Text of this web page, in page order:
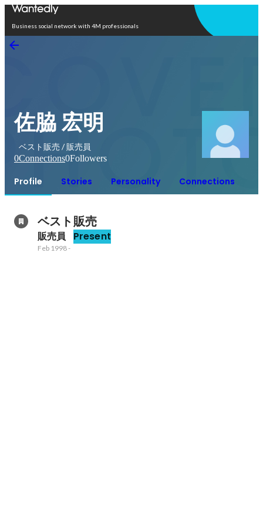
Business social network with 4M professionals
佐脇 宏明
ベスト販売 / 販売員
0Connections0Followers
Profile Stories Personality Connections
ベスト販売
販売員 Present
Feb 1998-